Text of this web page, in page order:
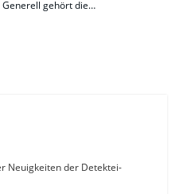
Generell gehört die…
Neuigkeiten der Detektei-